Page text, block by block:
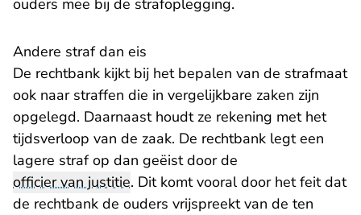
ouders mee bij de strafoplegging.
Andere straf dan eis
De rechtbank kijkt bij het bepalen van de strafmaat
ook naar straffen die in vergelijkbare zaken zijn
opgelegd. Daarnaast houdt ze rekening met het
tijdsverloop van de zaak. De rechtbank legt een
lagere straf op dan geëist door de
officier van justitie. Dit komt vooral door het feit dat
de rechtbank de ouders vrijspreekt van de ten